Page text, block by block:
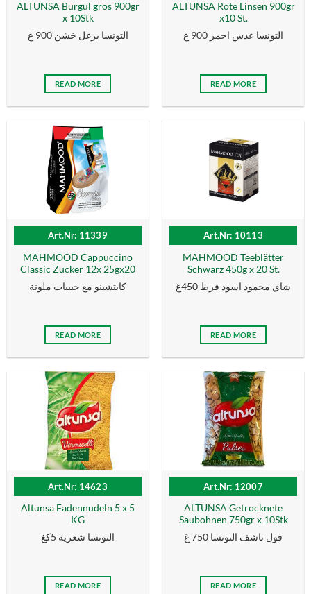
ALTUNSA Burgul gros 900gr
x 10Stk
التونسا برغل خشن 900 غ
READ MORE
ALTUNSA Rote Linsen 900gr
x10 St.
التونسا عدس احمر 900 غ
READ MORE
Art.Nr: 11339
MAHMOOD Cappuccino
Classic Zucker 12x 25gx20
كابتشينو مع حبيبات ملونة
READ MORE
Art.Nr: 10113
MAHMOOD Teeblätter
Schwarz 450g x 20 St.
شاي محمود اسود فرط 450غ
READ MORE
Art.Nr: 14623
Altunsa Fadennudeln 5 x 5
KG
التونسا شعرية 5كغ
READ MORE
Art.Nr: 12007
ALTUNSA Getrocknete
Saubohnen 750gr x 10Stk
فول ناشف التونسا 750 غ
READ MORE